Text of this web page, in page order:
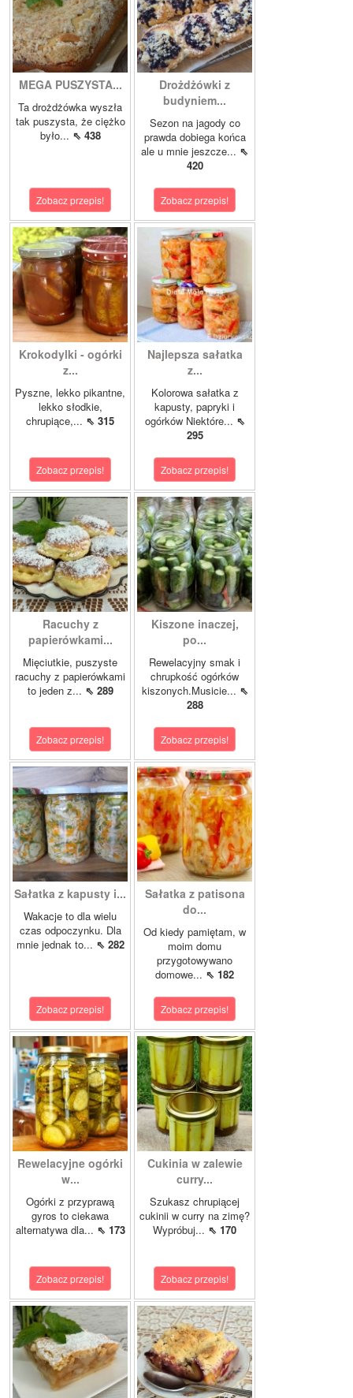
MEGA PUSZYSTA...
Ta drożdżówka wyszła
tak puszysta, że ciężko
było... ⇖ 438
Zobacz przepis!
Drożdżówki z
budyniem...
Sezon na jagody co
prawda dobiega końca
ale u mnie jeszcze... ⇖
420
Zobacz przepis!
Krokodylki - ogórki
z...
Pyszne, lekko pikantne,
lekko słodkie,
chrupiące,... ⇖ 315
Zobacz przepis!
Najlepsza sałatka
z...
Kolorowa sałatka z
kapusty, papryki i
ogórków Niektóre... ⇖
295
Zobacz przepis!
Racuchy z
papierówkami...
Mięciutkie, puszyste
racuchy z papierówkami
to jeden z... ⇖ 289
Zobacz przepis!
Kiszone inaczej,
po...
Rewelacyjny smak i
chrupkość ogórków
kiszonych.Musicie... ⇖
288
Zobacz przepis!
Sałatka z kapusty i...
Wakacje to dla wielu
czas odpoczynku. Dla
mnie jednak to... ⇖ 282
Zobacz przepis!
Sałatka z patisona
do...
Od kiedy pamiętam, w
moim domu
przygotowywano
domowe... ⇖ 182
Zobacz przepis!
Rewelacyjne ogórki
w...
Ogórki z przyprawą
gyros to ciekawa
alternatywa dla... ⇖ 173
Zobacz przepis!
Cukinia w zalewie
curry...
Szukasz chrupiącej
cukinii w curry na zimę?
Wypróbuj... ⇖ 170
Zobacz przepis!